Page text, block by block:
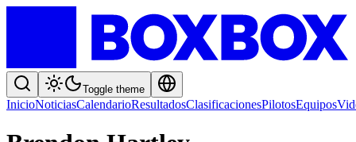
Toggle theme
InicioNoticiasCalendarioResultadosClasificacionesPilotosEquipos